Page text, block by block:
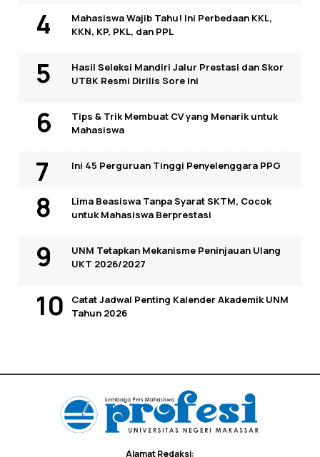
Mahasiswa Wajib Tahu! Ini Perbedaan KKL,
KKN, KP, PKL, dan PPL
Hasil Seleksi Mandiri Jalur Prestasi dan Skor
UTBK Resmi Dirilis Sore Ini
Tips & Trik Membuat CV yang Menarik untuk
Mahasiswa
Ini 45 Perguruan Tinggi Penyelenggara PPG
Lima Beasiswa Tanpa Syarat SKTM, Cocok
untuk Mahasiswa Berprestasi
UNM Tetapkan Mekanisme Peninjauan Ulang
UKT 2026/2027
Catat Jadwal Penting Kalender Akademik UNM
Tahun 2026
Alamat Redaksi: